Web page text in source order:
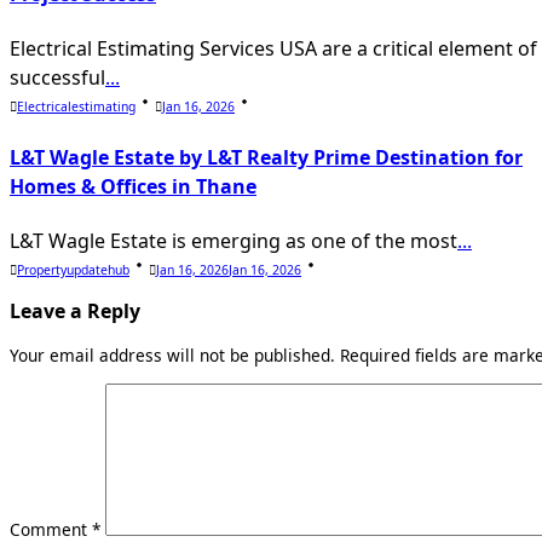
Electrical Estimating Services USA are a critical element of
successful...
Electricalestimating Jan 16, 2026
L&T Wagle Estate by L&T Realty Prime Destination for
Homes & Offices in Thane
L&T Wagle Estate is emerging as one of the most...
Propertyupdatehub Jan 16, 2026Jan 16, 2026
Leave a Reply
Your email address will not be published. Required fields are
Comment *